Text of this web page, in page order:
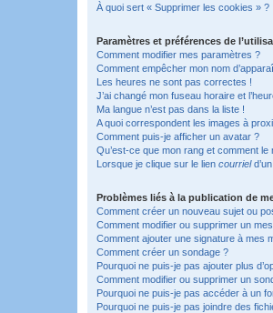
À quoi sert « Supprimer les cookies » ?
Paramètres et préférences de
Comment modifier mes paramètres ?
Comment empêcher mon nom
Les heures ne sont pas correctes !
J’ai changé mon fuseau horaire et
Ma langue n’est pas dans la liste !
A quoi correspondent les images à
Comment puis-je afficher un avatar ?
Qu’est-ce que mon rang et comment le
Lorsque je clique sur le lien courriel
Problèmes liés à la publication de
Comment créer un nouveau sujet ou
Comment modifier ou supprimer un
Comment ajouter une signature à mes
Comment créer un sondage ?
Pourquoi ne puis-je pas ajouter plus
Comment modifier ou supprimer un
Pourquoi ne puis-je pas accéder à un
Pourquoi ne puis-je pas joindre des